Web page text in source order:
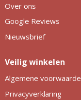
Over ons
Google Reviews
Nieuwsbrief
Veilig winkelen
Algemene
Privacyverklaring